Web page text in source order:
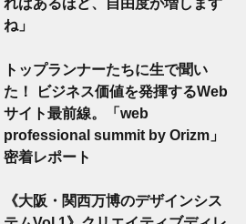
ね」
トップランナーたちに生で聞い
た！ ビジネス価値を発揮するWeb
サイト最前線。「web
professional summit by Orizm」
密着レポート
《大阪・関西万博のデザインシス